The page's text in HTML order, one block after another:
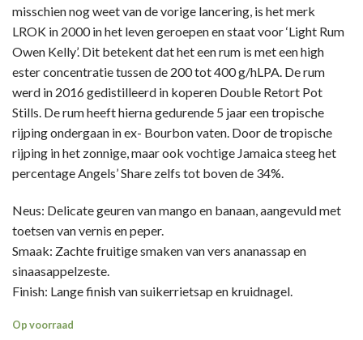
misschien nog weet van de vorige lancering, is het merk
LROK in 2000 in het leven geroepen en staat voor ‘Light Rum
Owen Kelly’. Dit betekent dat het een rum is met een high
ester concentratie tussen de 200 tot 400 g/hLPA. De rum
werd in 2016 gedistilleerd in koperen Double Retort Pot
Stills. De rum heeft hierna gedurende 5 jaar een tropische
rijping ondergaan in ex- Bourbon vaten. Door de tropische
rijping in het zonnige, maar ook vochtige Jamaica steeg het
percentage Angels’ Share zelfs tot boven de 34%.
Neus: Delicate geuren van mango en banaan, aangevuld met
toetsen van vernis en peper.
Smaak: Zachte fruitige smaken van vers ananassap en
sinaasappelzeste.
Finish: Lange finish van suikerrietsap en kruidnagel.
Op voorraad